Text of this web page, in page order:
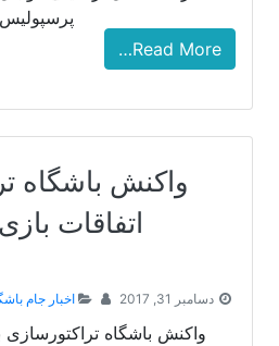
Read More…
واکنش باشگاه
اتفاقات
دسامبر 31, 2017 اخبار جام
واکنش باشگاه تراکتورسازی